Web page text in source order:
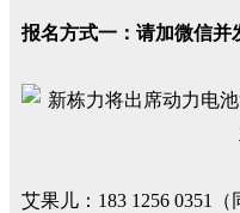
报名方式一：请加微信并
艾果儿：183 1256 0351（